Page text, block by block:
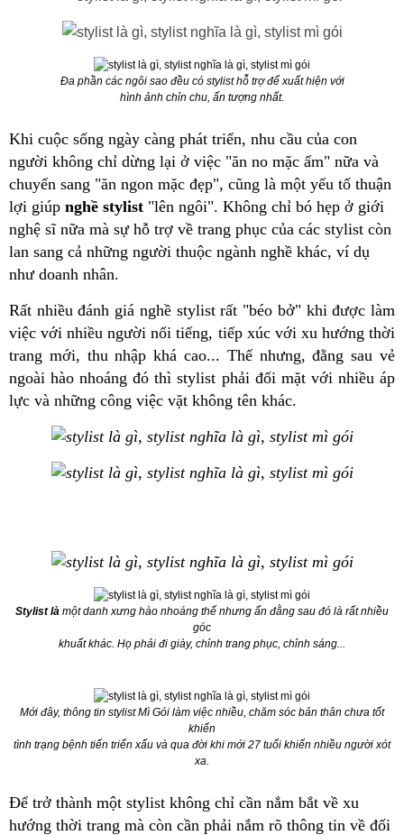
Đa phần các ngôi sao đều có stylist hỗ trợ để xuất hiện với
hình ảnh chỉn chu, ấn tượng nhất.
Khi cuộc sống ngày càng phát triển, nhu cầu của con
người không chỉ dừng lại ở việc "ăn no mặc ấm" nữa và
chuyển sang "ăn ngon mặc đẹp", cũng là một yếu tố thuận
lợi giúp nghề stylist "lên ngôi". Không chỉ bó hẹp ở giới
nghệ sĩ nữa mà sự hỗ trợ về trang phục của các stylist còn
lan sang cả những người thuộc ngành nghề khác, ví dụ
như doanh nhân.
Rất nhiều đánh giá nghề stylist rất "béo bở" khi được làm
việc với nhiều người nổi tiếng, tiếp xúc với xu hướng thời
trang mới, thu nhập khá cao... Thế nhưng, đằng sau vẻ
ngoài hào nhoáng đó thì stylist phải đối mặt với nhiều áp
lực và những công việc vặt không tên khác.
Stylist là một danh xưng hào nhoáng thế nhưng ẩn đằng sau đó là rất nhiều
góc
khuất khác. Họ phải đi giày, chỉnh trang phục, chỉnh sáng...
Mới đây, thông tin stylist Mì Gói làm việc nhiều, chăm sóc bản thân chưa tốt
khiến
tình trạng bệnh tiến triển xấu và qua đời khi mới 27 tuổi khiến nhiều người xót
xa.
Để trở thành một stylist không chỉ cần nắm bắt về xu
hướng thời trang mà còn cần phải nắm rõ thông tin về đối